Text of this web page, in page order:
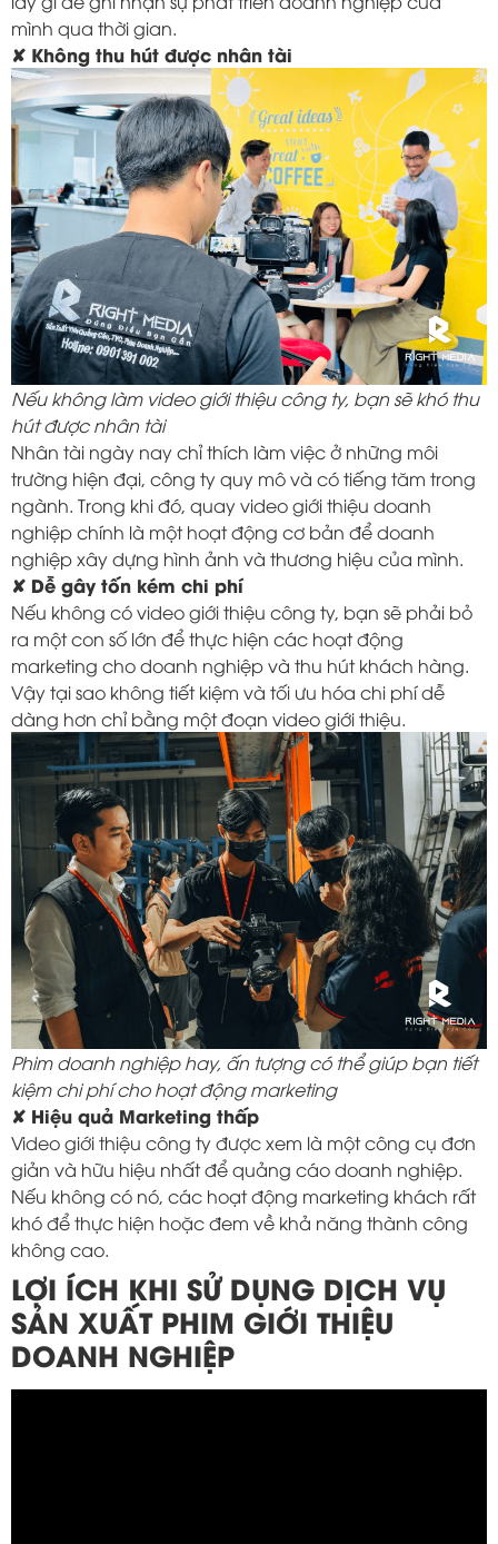
mình qua thời gian.
✘ Không thu hút được nhân tài
Nếu không làm video giới thiệu công ty, bạn sẽ khó thu
hút được nhân tài
Nhân tài ngày nay chỉ thích làm việc ở những môi
trường hiện đại, công ty quy mô và có tiếng tăm trong
ngành. Trong khi đó, quay video giới thiệu doanh
nghiệp chính là một hoạt động cơ bản để doanh
nghiệp xây dựng hình ảnh và thương hiệu của mình.
✘ Dễ gây tốn kém chi phí
Nếu không có video giới thiệu công ty, bạn sẽ phải bỏ
ra một con số lớn để thực hiện các hoạt động
marketing cho doanh nghiệp và thu hút khách hàng.
Vậy tại sao không tiết kiệm và tối ưu hóa chi phí dễ
dàng hơn chỉ bằng một đoạn video giới thiệu.
Phim doanh nghiệp hay, ấn tượng có thể giúp bạn tiết
kiệm chi phí cho hoạt động marketing
✘ Hiệu quả Marketing thấp
Video giới thiệu công ty được xem là một công cụ đơn
giản và hữu hiệu nhất để quảng cáo doanh nghiệp.
Nếu không có nó, các hoạt động marketing khách rất
khó để thực hiện hoặc đem về khả năng thành công
không cao.
LỢI ÍCH KHI SỬ DỤNG DỊCH VỤ
SẢN XUẤT PHIM GIỚI THIỆU
DOANH NGHIỆP